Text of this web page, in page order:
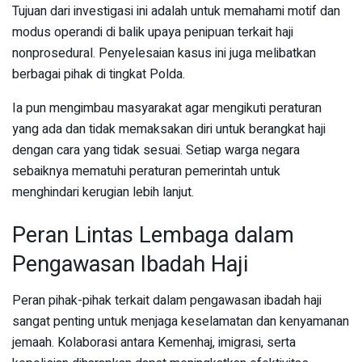
Tujuan dari investigasi ini adalah untuk memahami motif dan
modus operandi di balik upaya penipuan terkait haji
nonprosedural. Penyelesaian kasus ini juga melibatkan
berbagai pihak di tingkat Polda.
Ia pun mengimbau masyarakat agar mengikuti peraturan
yang ada dan tidak memaksakan diri untuk berangkat haji
dengan cara yang tidak sesuai. Setiap warga negara
sebaiknya mematuhi peraturan pemerintah untuk
menghindari kerugian lebih lanjut.
Peran Lintas Lembaga dalam
Pengawasan Ibadah Haji
Peran pihak-pihak terkait dalam pengawasan ibadah haji
sangat penting untuk menjaga keselamatan dan kenyamanan
jemaah. Kolaborasi antara Kemenhaj, imigrasi, serta